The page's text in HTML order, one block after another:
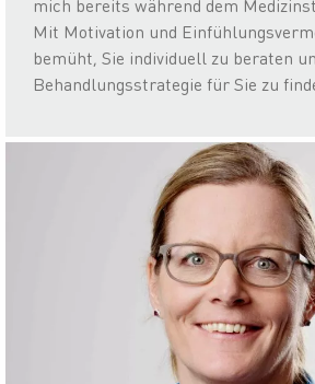
mich bereits während dem
Mit Motivation und
bemüht, Sie individuell zu beraten
Behandlungsstrategie für Sie zu